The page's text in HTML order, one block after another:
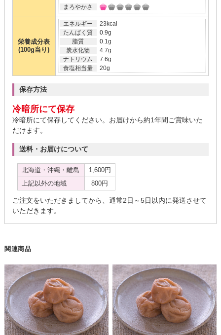
まろやかさ
栄養成分表
(100g当り)
エネルギー
23kcal
たんぱく質
0.9g
脂質
0.1g
炭水化物
4.7g
ナトリウム
7.6g
食塩相当量
20g
保存方法
冷暗所にて保存
冷暗所にて保存してください。お届けから約1年間ご賞味いた
だけます。
送料・お届けについて
北海道・沖縄・離島
1,600円
上記以外の地域
800円
ご注文をいただきましてから、通常2日～5日以内に発送させて
いただきます。
関連商品